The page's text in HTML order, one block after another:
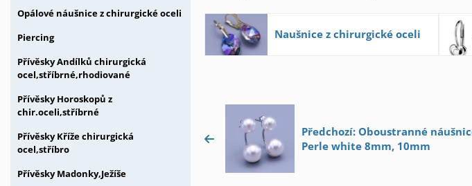
Opálové náušnice z chirurgické oceli
Piercing
Přívěsky Andílků chirurgická
ocel,stříbrné,rhodiované
Přívěsky Horoskopů z
chir.oceli,stříbrné
Přívěsky Kříže chirurgická
ocel,stříbro
Přívěsky Madonky,Ježíše
Naušnice z chirurgické oceli
Předchozí: Oboustranné
Perle white 8mm, 10mm